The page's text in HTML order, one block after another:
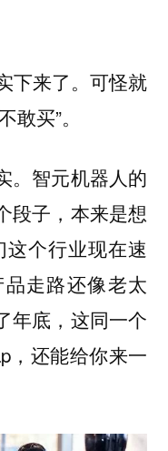
下来了。可怪就
买”。
。智元机器人的
段子，本来是想
这个行业现在速
走路还像老太
年底，这同一个
，还能给你来一